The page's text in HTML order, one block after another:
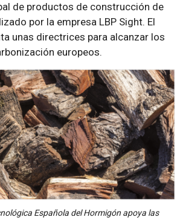
de productos de construcción de
por la empresa LBP Sight. El
unas directrices para alcanzar los
europeos.
Española del Hormigón apoya las